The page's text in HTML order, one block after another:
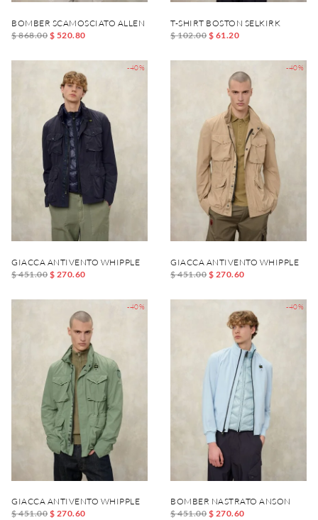
BOMBER SCAMOSCIATO ALLEN
$ 868.00 $ 520.80
T-SHIRT BOSTON SELKIRK
$ 102.00 $ 61.20
-40%
GIACCA ANTIVENTO WHIPPLE
$ 451.00 $ 270.60
-40%
GIACCA ANTIVENTO WHIPPLE
$ 451.00 $ 270.60
-40%
GIACCA ANTIVENTO WHIPPLE
$ 451.00 $ 270.60
-40%
BOMBER NASTRATO ANSON
$ 451.00 $ 270.60